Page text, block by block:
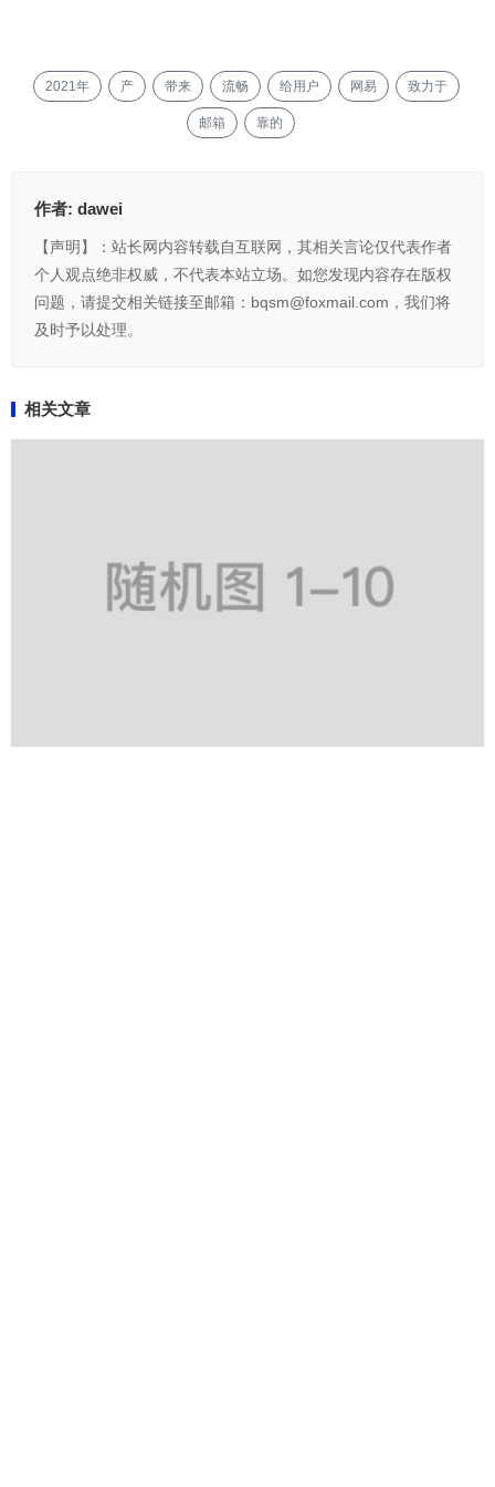
2021年 产 带来 流畅 给用户 网易 致力于
邮箱 靠的
作者: dawei
【声明】：站长网内容转载自互联网，其相关言论仅代表作者
个人观点绝非权威，不代表本站立场。如您发现内容存在版权
问题，请提交相关链接至邮箱：bqsm@foxmail.com，我们将
及时予以处理。
相关文章